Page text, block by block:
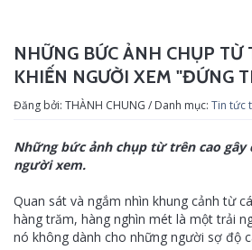
NHỮNG BỨC ẢNH CHỤP TỪ
KHIẾN NGƯỜI XEM "ĐỨNG
Đăng bởi: THÀNH CHUNG / Danh mục: Tin tức
Những bức ảnh chụp từ trên cao gây
người xem.
Quan sát và ngắm nhìn khung cảnh từ
hàng trăm, hàng nghìn mét là một trải
nó không dành cho những người sợ độ